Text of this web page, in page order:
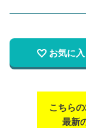
お気に入
こちら
最新